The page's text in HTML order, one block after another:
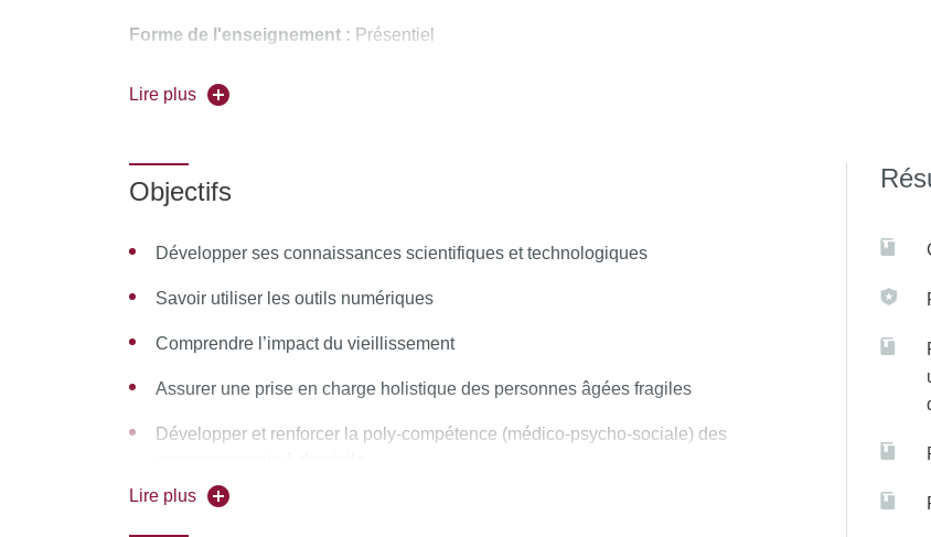
Forme de l'enseignement : Présentiel
Association partenaire
Lire plus
Objectifs
Développer ses connaissances scientifiques et technologiques
Savoir utiliser les outils numériques
Comprendre l’impact du vieillissement
Assurer une prise en charge holistique des personnes âgées fragiles
Développer et renforcer la poly-compétence (médico-psycho-sociale) des
Faire de l’accompagnant au domicile un référent de projet de soins et de vie
Lire plus